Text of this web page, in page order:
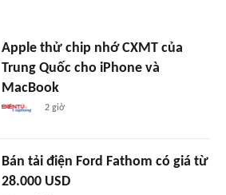
Apple thử chip nhớ CXMT của
Trung Quốc cho iPhone và
MacBook
2 giờ
Bán tải điện Ford Fathom có giá từ
28.000 USD